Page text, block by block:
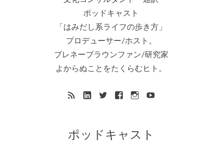
ポッドキャスト
「はみだし系ライフの歩き方」
プロデューサー/ホスト。
ブレネーブラウンファン/研究家
よからぬことをたくらむヒト。
ポッドキャスト